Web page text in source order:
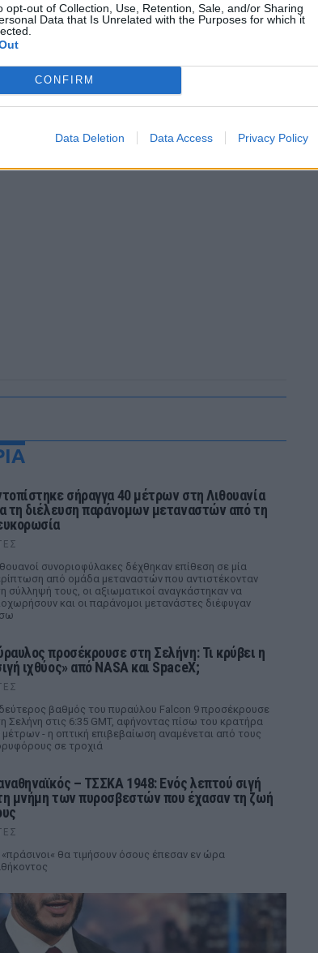
opt-out of Collection, Use, Retention, Sale, and/or Sharing
Data that Is Unrelated with the Purposes for which it
CONFIRM
Data Deletion Data Access Privacy Policy
ΔΙΑΦΗΜΙΣΗ
σήραγγα 40 μέτρων στη Λιθουανία
τη διέλευση παράνομων μεταναστών από τη
συνοριοφύλακες δέχθηκαν επίθεση σε μία
από ομάδα μεταναστών που αντιστέκονταν
σύλληψή τους, οι αξιωματικοί αναγκάστηκαν να
και οι παράνομοι μετανάστες διέφυγαν
προσέκρουσε στη Σελήνη: Τι κρύβει η
ιχθύος» από NASA και SpaceX;
βαθμός του πυραύλου Falcon 9 προσέκρουσε
Σελήνη στις 6:35 GMT, αφήνοντας πίσω του κρατήρα
μέτρων - η οπτική επιβεβαίωση αναμένεται από τους
σε τροχιά
– ΤΣΣΚΑ 1948: Ενός λεπτού σιγή
μνήμη των πυροσβεστών που έχασαν τη ζωή
«πράσινοι« θα τιμήσουν όσους έπεσαν εν ώρα